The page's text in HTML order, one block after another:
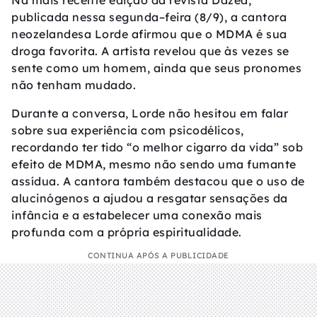
publicada nessa segunda–feira (8/9), a cantora
neozelandesa Lorde afirmou que o MDMA é sua
droga favorita. A artista revelou que às vezes se
sente como um homem, ainda que seus pronomes
não tenham mudado.
Durante a conversa, Lorde não hesitou em falar
sobre sua experiência com psicodélicos,
recordando ter tido “o melhor cigarro da vida” sob
efeito de MDMA, mesmo não sendo uma fumante
assídua. A cantora também destacou que o uso de
alucinógenos a ajudou a resgatar sensações da
infância e a estabelecer uma conexão mais
profunda com a própria espiritualidade.
CONTINUA APÓS A PUBLICIDADE